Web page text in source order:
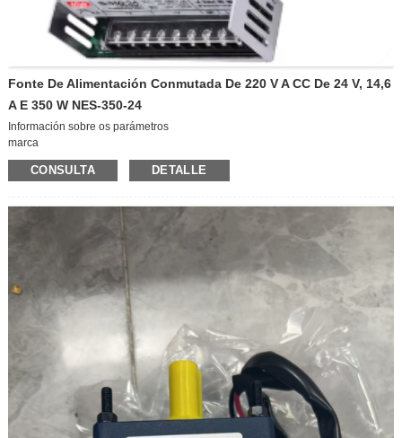
Fonte De Alimentación Conmutada De 220 V A CC De 24 V, 14,6
A E 350 W NES-350-24
Información sobre os parámetros
marca
Benestar/Malestar
modeloCONSULTA DETALLE